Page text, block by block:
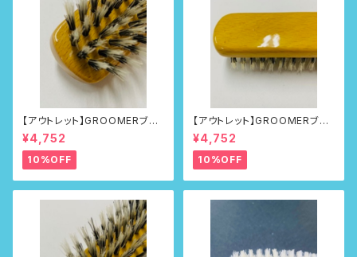
【アウトレット】GROOMERブラ
シNo.218
¥4,752
10%OFF
【アウトレット】GROOMERブラ
シNo.218
¥4,752
10%OFF